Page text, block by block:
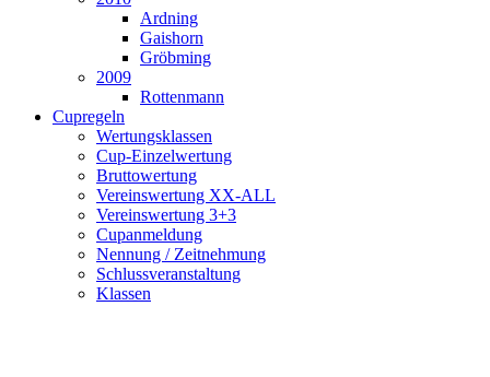
Ardning
Gaishorn
Gröbming
2009
Rottenmann
Cupregeln
Wertungsklassen
Cup-Einzelwertung
Bruttowertung
Vereinswertung XX-ALL
Vereinswertung 3+3
Cupanmeldung
Nennung / Zeitnehmung
Schlussveranstaltung
Klassen